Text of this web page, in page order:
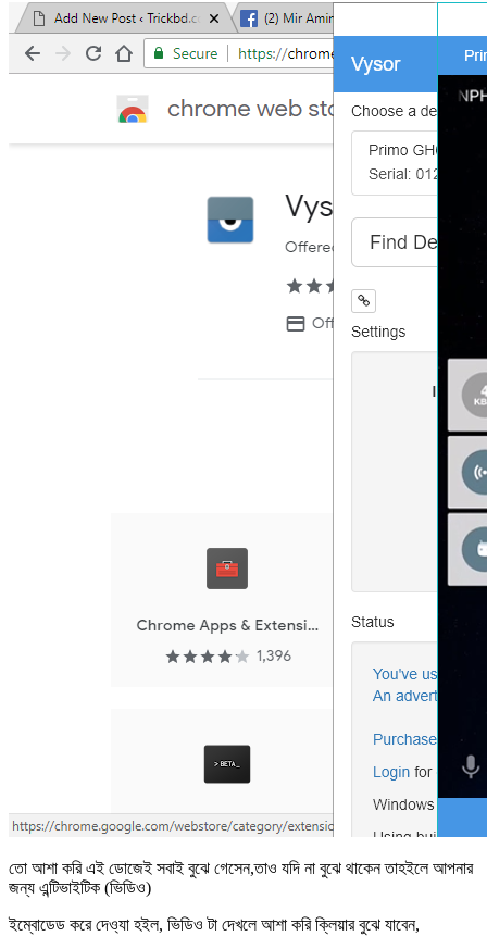
তো আশা করি এই ডোজেই সবাই বুঝে গেসেন,তাও যদি না বুঝে থাকেন তাহইলে আপনার
জন্য এন্টিভাইটিক (ভিডিও)
ইম্বোডেড করে দেও্যা হইল, ভিডিও টা দেখলে আশা করি ক্লিয়ার বুঝে যাবেন,